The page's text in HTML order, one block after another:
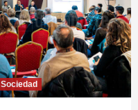
Sociedad